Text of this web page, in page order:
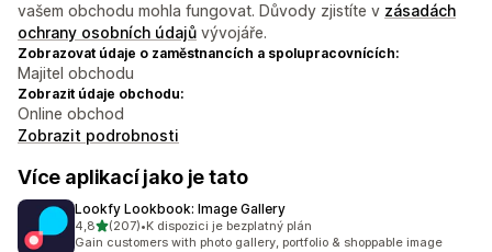
vašem obchodu mohla fungovat. Důvody zjistíte v zásadách
ochrany osobních údajů vývojáře.
Zobrazovat údaje o zaměstnancích a spolupracovnících:
Majitel obchodu
Zobrazit údaje obchodu:
Online obchod
Zobrazit podrobnosti
Více aplikací jako je tato
Lookfy Lookbook: Image Gallery
4,8z 5 hvězd
(207)
Celkový počet recenzí: 207
•K dispozici je bezplatný plán
Gain customers with photo gallery, portfolio & shoppable image